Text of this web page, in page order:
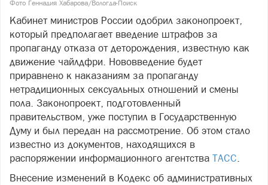
Фото Геннадия Хабарова/Вологда-Поиск
Кабинет министров России одобрил законопроект,
который предполагает введение штрафов за
пропаганду отказа от деторождения, известную как
движение чайлдфри. Нововведение будет
приравнено к наказаниям за пропаганду
нетрадиционных сексуальных отношений и смены
пола. Законопроект, подготовленный
правительством, уже поступил в Государственную
Думу и был передан на рассмотрение. Об этом стало
известно из документов, находящихся в
распоряжении информационного агентства ТАСС.
Внесение изменений в Кодекс об административных